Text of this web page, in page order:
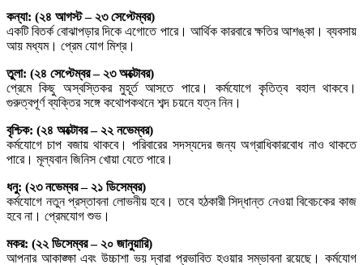
কন্যা: (২৪ আগস্ট – ২৩ সেপ্টেম্বর)
একটি বিতর্ক বোঝাপড়ার দিকে এগোতে পারে। আর্থিক কারবারে ক্ষতির আশঙ্কা। ব্যবসায়
আয় মধ্যম। প্রেম যোগ মিশ্র।
তুলা: (২৪ সেপ্টেম্বর – ২৩ অক্টোবর)
প্রেমে কিছু অস্বস্তিকর মুহূর্ত আসতে পারে। কর্মযোগে কৃতিত্ব বহাল থাকবে।
গুরুত্বপূর্ণ ব্যক্তির সঙ্গে কথোপকথনে শব্দ চয়নে যত্ন নিন।
বৃশ্চিক: (২৪ অক্টোবর – ২২ নভেম্বর)
কর্মযোগে চাপ বজায় থাকবে। পরিবারের সদস্যদের জন্য অগ্রাধিকারবোধ নাও থাকতে
পারে। মূল্যবান জিনিস খোয়া যেতে পারে।
ধনু: (২৩ নভেম্বর – ২১ ডিসেম্বর)
কর্মযোগে নতুন প্রস্তাবনা লোভনীয় হবে। তবে হঠকারী সিদ্ধান্ত নেওয়া বিবেচকের কাজ
হবে না। প্রেমযোগ শুভ।
মকর: (২২ ডিসেম্বর – ২০ জানুয়ারি)
আপনার আকাঙ্ক্ষা এবং উচ্চাশা ভয় দ্বারা প্রভাবিত হওয়ার সম্ভাবনা রয়েছে। কর্মযোগ